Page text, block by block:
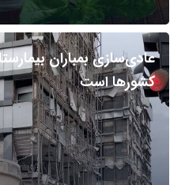
عادی‌سازی بمباران
کشورها است